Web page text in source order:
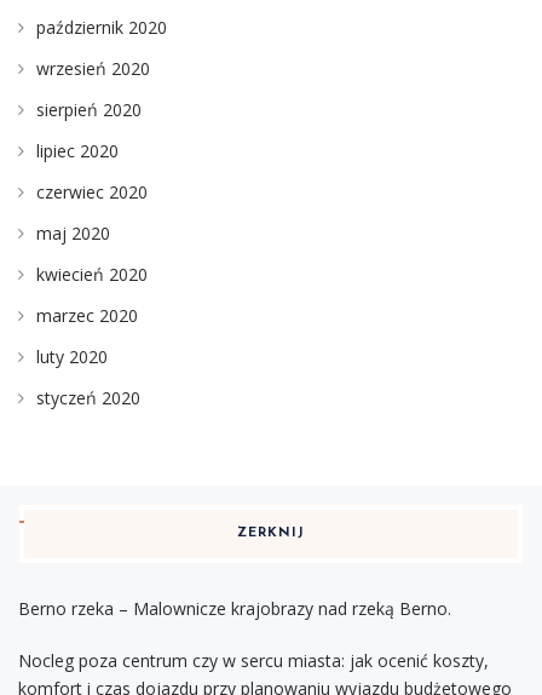
październik 2020
wrzesień 2020
sierpień 2020
lipiec 2020
czerwiec 2020
maj 2020
kwiecień 2020
marzec 2020
luty 2020
styczeń 2020
ZERKNIJ
Berno rzeka – Malownicze krajobrazy nad rzeką Berno.
Nocleg poza centrum czy w sercu miasta: jak ocenić koszty,
komfort i czas dojazdu przy planowaniu wyjazdu budżetowego